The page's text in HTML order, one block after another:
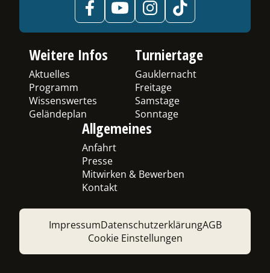
Weitere Infos
Aktuelles
Programm
Wissenswertes
Geländeplan
Turniertage
Gauklernacht
Freitage
Samstage
Sonntage
Allgemeines
Anfahrt
Presse
Mitwirken & Bewerben
Kontakt
ImpressumDatenschutzerklärungAGB
Cookie Einstellungen